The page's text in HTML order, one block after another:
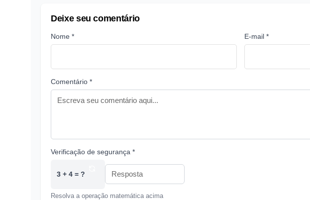
Deixe seu comentário
Nome * E-mail *
Comentário *
Verificação de segurança *
3 + 4 = ?
Resolva a operação matemática acima